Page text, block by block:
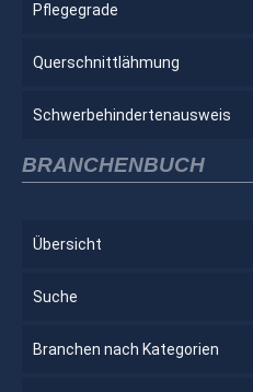
Pflegegrade
Querschnittlähmung
Schwerbehindertenausweis
BRANCHENBUCH
Übersicht
Suche
Branchen nach Kategorien